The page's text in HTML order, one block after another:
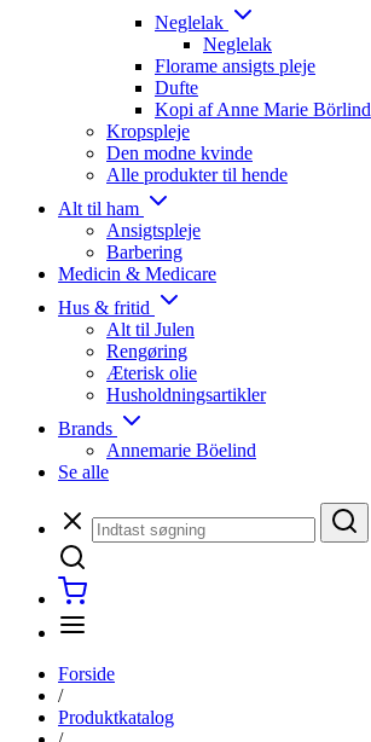
Neglelak
Neglelak
Florame ansigts pleje
Dufte
Kopi af Anne Marie Börlind
Kropspleje
Den modne kvinde
Alle produkter til hende
Alt til ham
Ansigtspleje
Barbering
Medicin & Medicare
Hus & fritid
Alt til Julen
Rengøring
Æterisk olie
Husholdningsartikler
Brands
Annemarie Böelind
Se alle
Forside
/
Produktkatalog